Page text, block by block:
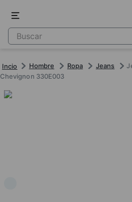
Hombre Ropa Jeans
Chevignon 330E003